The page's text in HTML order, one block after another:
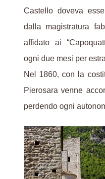
Castello doveva
dalla magistratura
affidato ai
ogni due mesi per
Nel 1860, con la
Pierosara venne
perdendo ogni